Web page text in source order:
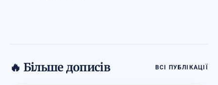
🔥 Більше дописів ВСІ ПУБЛІКАЦІЇ